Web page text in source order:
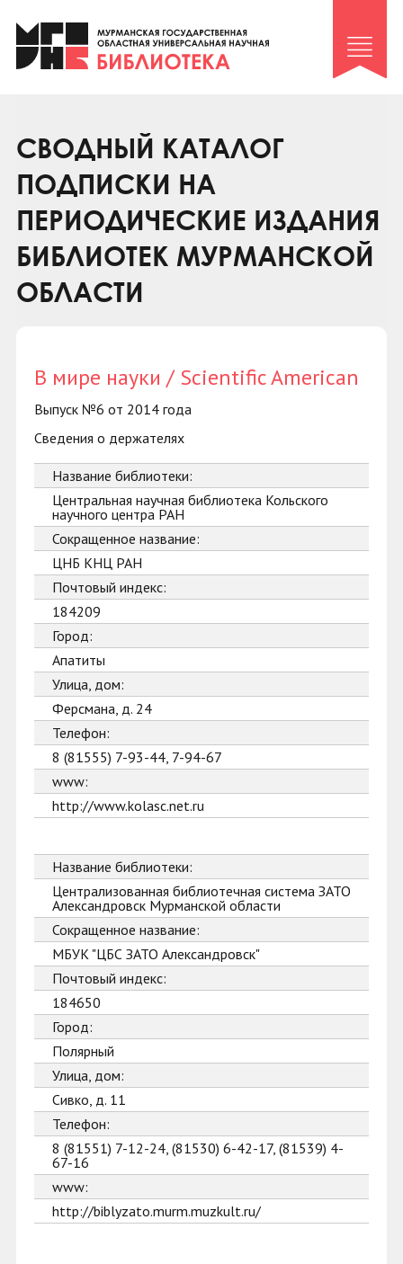
Клуб «Гиря и сельдерей»
Клуб «Семейный архив»
Коллегам
Контакты
СВОДНЫЙ КАТАЛОГ
ПОДПИСКИ НА
ПЕРИОДИЧЕСКИЕ ИЗДАНИЯ
БИБЛИОТЕК МУРМАНСКОЙ
ОБЛАСТИ
В мире науки / Scientific American
Выпуск №6 от 2014 года
Сведения о держателях
Название библиотеки:
Центральная научная библиотека Кольского
научного центра РАН
Сокращенное название:
ЦНБ КНЦ РАН
Почтовый индекс:
184209
Город:
Апатиты
Улица, дом:
Ферсмана, д. 24
Телефон:
8 (81555) 7-93-44, 7-94-67
www:
http://www.kolasc.net.ru
Название библиотеки:
Централизованная библиотечная система ЗАТО
Александровск Мурманской области
Сокращенное название:
МБУК "ЦБС ЗАТО Александровск"
Почтовый индекс:
184650
Город:
Полярный
Улица, дом:
Сивко, д. 11
Телефон:
8 (81551) 7-12-24, (81530) 6-42-17, (81539) 4-
67-16
www:
http://biblyzato.murm.muzkult.ru/